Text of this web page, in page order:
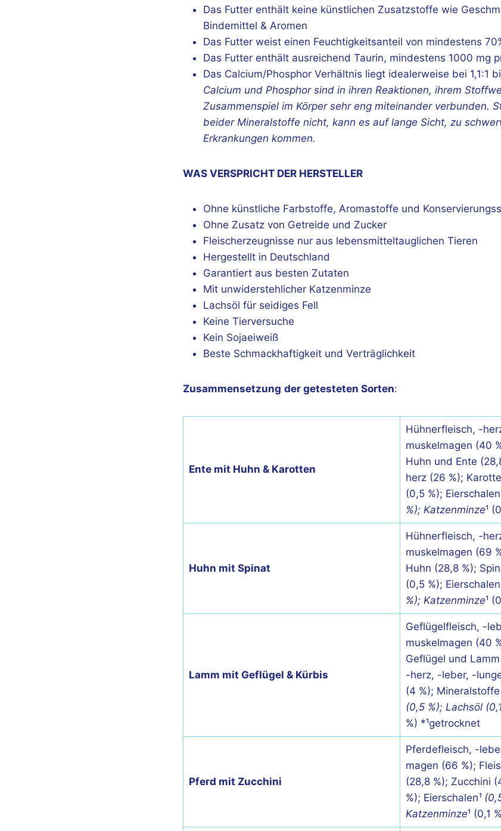
Das Futter enthält keine künstlichen Zusatzstoffe wie
Bindemittel & Aromen
Das Futter weist einen Feuchtigkeitsanteil von mindestens
Das Futter enthält ausreichend Taurin, mindestens 1000 mg
Das Calcium/Phosphor Verhältnis liegt idealerweise bei 1,1:1
Calcium und Phosphor sind in ihren Reaktionen, ihrem
Zusammenspiel im Körper sehr eng miteinander verbunden.
beider Mineralstoffe nicht, kann es auf lange Sicht, zu
Erkrankungen kommen.
WAS VERSPRICHT DER HERSTELLER
Ohne künstliche Farbstoffe, Aromastoffe und
Ohne Zusatz von Getreide und Zucker
Fleischerzeugnisse nur aus lebensmitteltauglichen Tieren
Hergestellt in Deutschland
Garantiert aus besten Zutaten
Mit unwiderstehlicher Katzenminze
Lachsöl für seidiges Fell
Keine Tierversuche
Kein Sojaeiweiß
Beste Schmackhaftigkeit und Verträglichkeit
Zusammensetzung der getesteten Sorten:
Ente mit Huhn & Karotten
Hühnerfleisch, -
muskelmagen (40
Huhn und Ente
herz (26 %);
(0,5 %); Eierschalen
%); Katzenminze¹
Huhn mit Spinat
Hühnerfleisch, -
muskelmagen (69
Huhn (28,8 %);
(0,5 %); Eierschalen
%); Katzenminze¹
Lamm mit Geflügel & Kürbis
Geflügelfleisch, -
muskelmagen (40
Geflügel und
-herz, -leber, -
(4 %);
(0,5 %); Lachsöl
%) *¹getrocknet
Pferd mit Zucchini
Pferdefleisch, -
magen (66 %);
(28,8 %); Zucchini
%); Eierschalen¹
Katzenminze¹ (0,1